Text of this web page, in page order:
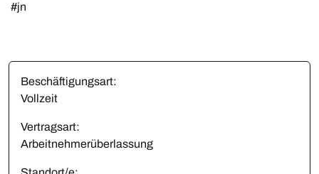
#jn
Beschäftigungsart:
Vollzeit
Vertragsart:
Arbeitnehmerüberlassung